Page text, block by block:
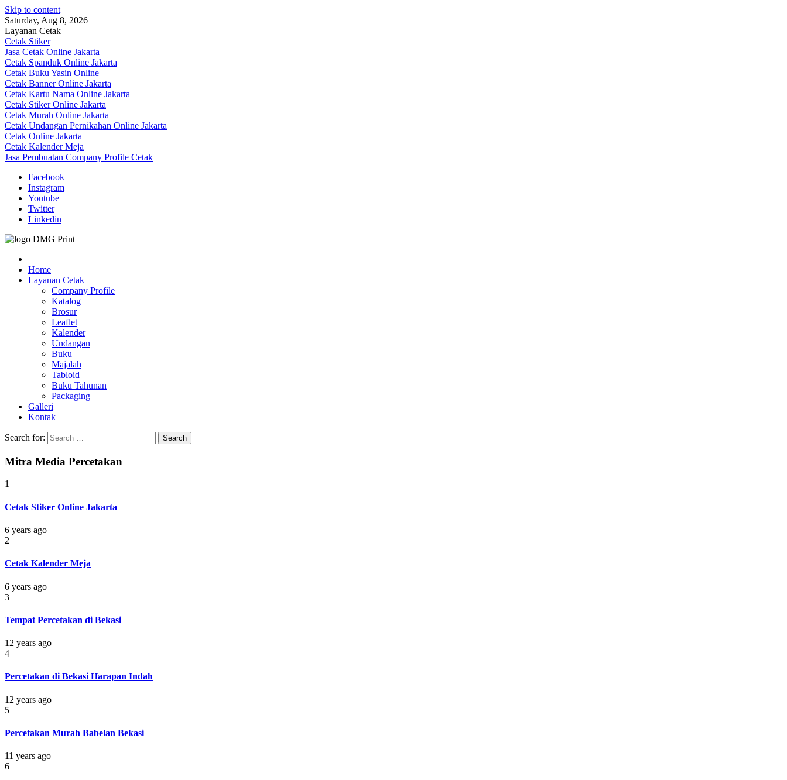
Skip to content
Saturday, Aug 8, 2026
Layanan Cetak
Cetak Stiker
Jasa Cetak Online Jakarta
Cetak Spanduk Online Jakarta
Cetak Buku Yasin Online
Cetak Banner Online Jakarta
Cetak Kartu Nama Online Jakarta
Cetak Stiker Online Jakarta
Cetak Murah Online Jakarta
Cetak Undangan Pernikahan Online Jakarta
Cetak Online Jakarta
Cetak Kalender Meja
Jasa Pembuatan Company Profile Cetak
Facebook
Instagram
Youtube
Twitter
Linkedin
Jasa Cetak Online DMG Printing
Home
Layanan Cetak
Company Profile
Katalog
Brosur
Leaflet
Kalender
Undangan
Buku
Majalah
Tabloid
Buku Tahunan
Packaging
Galleri
Kontak
Search for:
Mitra Media Percetakan
1
Cetak Stiker Online Jakarta
6 years ago
2
Cetak Kalender Meja
6 years ago
3
Tempat Percetakan di Bekasi
12 years ago
4
Percetakan di Bekasi Harapan Indah
12 years ago
5
Percetakan Murah Babelan Bekasi
11 years ago
6